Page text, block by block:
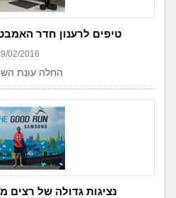
טיפים לרענון חדר
02/2016
החלה עונת
נציגות גדולה של